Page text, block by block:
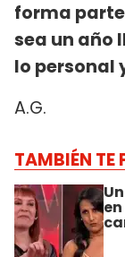
forma parte
sea un año
lo personal
A.G.
TAMBIÉN TE